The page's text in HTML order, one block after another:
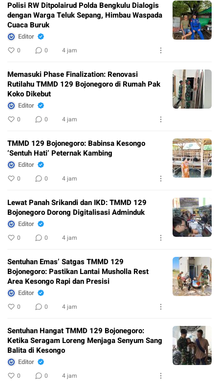
Polisi RW Ditpolairud Polda Bengkulu Dialogis
dengan Warga Teluk Sepang, Himbau Waspada
Cuaca Buruk
Editor
0 0 4 jam
Memasuki Phase Finalization: Renovasi
Rutilahu TMMD 129 Bojonegoro di Rumah Pak
Koko Dikebut
Editor
0 0 4 jam
TMMD 129 Bojonegoro: Babinsa Kesongo
‘Sentuh Hati’ Peternak Kambing
Editor
0 0 4 jam
Lewat Panah Srikandi dan IKD: TMMD 129
Bojonegoro Dorong Digitalisasi Adminduk
Editor
0 0 4 jam
Sentuhan Emas’ Satgas TMMD 129
Bojonegoro: Pastikan Lantai Musholla Rest
Area Kesongo Rapi dan Presisi
Editor
0 0 4 jam
Sentuhan Hangat TMMD 129 Bojonegoro:
Ketika Seragam Loreng Menjaga Senyum Sang
Balita di Kesongo
Editor
0 0 4 jam